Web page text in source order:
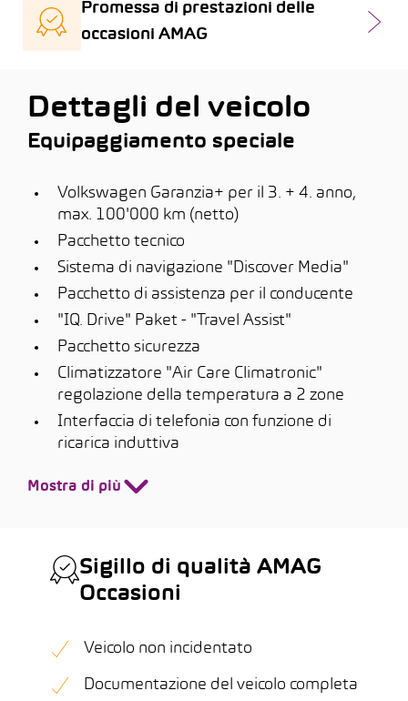
Promessa di prestazioni delle
occasioni AMAG
Dettagli del veicolo
Equipaggiamento speciale
Volkswagen Garanzia+ per il 3. + 4. anno,
max. 100'000 km (netto)
Pacchetto tecnico
Sistema di navigazione "Discover Media"
Pacchetto di assistenza per il conducente
"IQ. Drive" Paket - "Travel Assist"
Pacchetto sicurezza
Climatizzatore "Air Care Climatronic"
regolazione della temperatura a 2 zone
Interfaccia di telefonia con funzione di
ricarica induttiva
Mostra di più
Sigillo di qualità AMAG
Occasioni
Veicolo non incidentato
Documentazione del veicolo completa